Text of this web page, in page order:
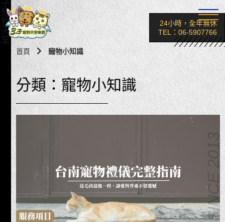
子
寵
物
天
堂
24小時，全年無休
TEL：06-5907766
SINCE 2013
首頁 寵物小知識
分類：寵物小知識